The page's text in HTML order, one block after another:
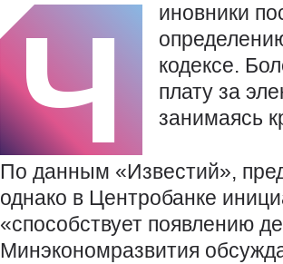
Ч
иновники
кодексе.
плату за
занимаясь
По данным «Известий»,
однако в Центробанке
«способствует появлению
Минэкономразвития